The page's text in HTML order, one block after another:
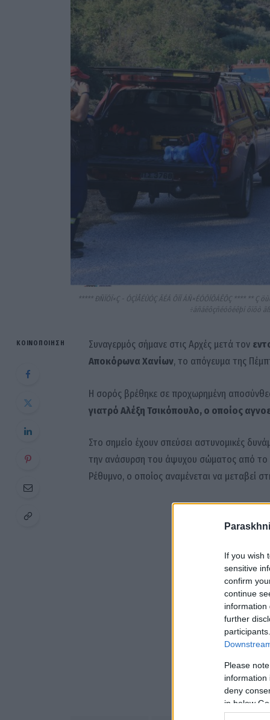
If you wish
sensitive
confirm
continue
information
further
Please
information
deny
in below
***** ÐÑÏÓÏ×Ç - ÓÇÌÅÉÙÓÇ ÃÉÁ ÔÏÍ ÁÑ×ÉÓÕÍÔÁÊÔÇ **** **
÷áñáêôçñéóôéêþí ôïõò
ΚΟΙΝΟΠΟΊΗΣΗ Συναγερμός σήμανε στις Αρχές μετά τον
Αποκόρωνα Χανίων, το απόγευμα της
Η σορός βρέθηκε σε προχωρημένη
γιατρό Αλέξη Τσικόπουλο, ο οποίος
Στο σημείο έχουν σπεύσει αστυνομικές
την ανάσυρση του άψυχου σώματος από το
Ρέθυμνο, ο οποίος αναμένεται να μεταβεί